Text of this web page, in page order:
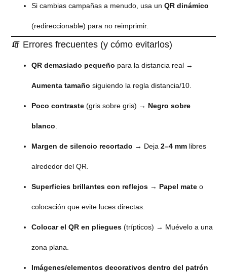
Si cambias campañas a menudo, usa unQR dinámico
(redireccionable) para no reimprimir.
🧯 Errores frecuentes (y cómo evitarlos)
QR demasiado pequeño para la distancia real →
Aumenta tamaño siguiendo la regla distancia/10.
Poco contraste (gris sobre gris) → Negro sobre
blanco
Margen de silencio recortado → Deja2–4 mm libres
alrededor del QR.
Superficies brillantes con reflejos → Papel mate o
colocación que evite luces directas.
Colocar el QR en pliegues (trípticos) → Muévelo a una
zona plana.
Imágenes/elementos decorativos dentro del patrón